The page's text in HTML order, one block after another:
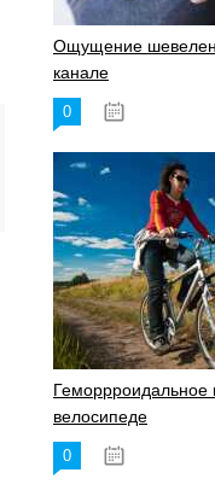
Ощущение
канале
0
Геморрроидальное
велосипеде
0